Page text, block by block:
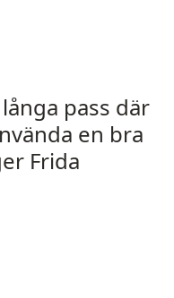
pass där
en bra
Frida